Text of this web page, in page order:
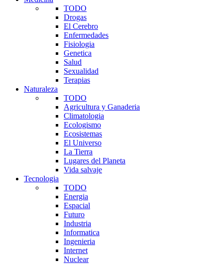
TODO
Drogas
El Cerebro
Enfermedades
Fisiologia
Genetica
Salud
Sexualidad
Terapias
Naturaleza
TODO
Agricultura y Ganaderia
Climatologia
Ecologismo
Ecosistemas
El Universo
La Tierra
Lugares del Planeta
Vida salvaje
Tecnologia
TODO
Energia
Espacial
Futuro
Industria
Informatica
Ingenieria
Internet
Nuclear